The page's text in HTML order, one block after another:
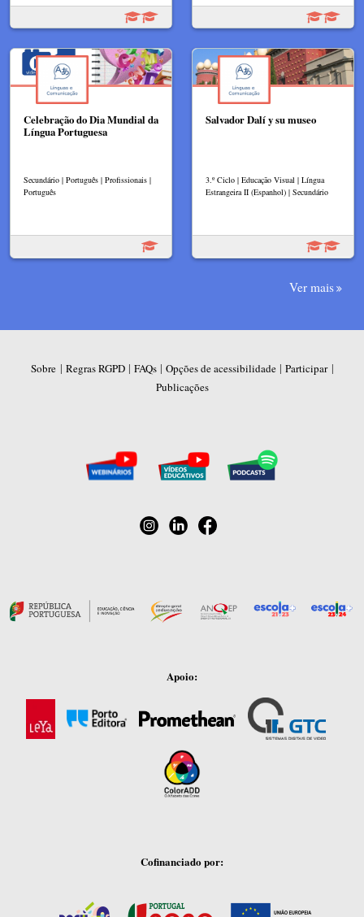
Celebração do Dia Mundial da
Língua Portuguesa
Secundário | Português | Profissionais |
Português
Salvador Dalí y su museo
3.º Ciclo | Educação Visual | Língua
Estrangeira II (Espanhol) | Secundário
Ver mais
Sobre | Regras RGPD| FAQs| Opções de acessibilidade| Participar|
Publicações
Apoio:
Cofinanciado por: